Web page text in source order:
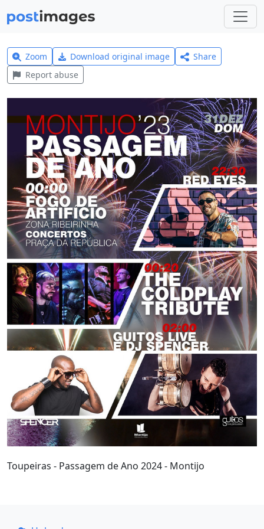
Zoom Download original image
Share
Report abuse
Toupeiras - Passagem de Ano 2024 - Montijo